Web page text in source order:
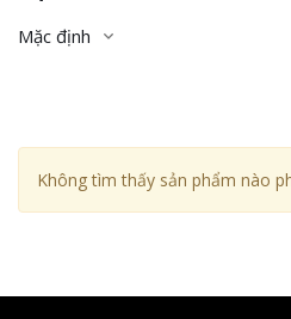
Mặc định
Không tìm thấy sản phẩm nào